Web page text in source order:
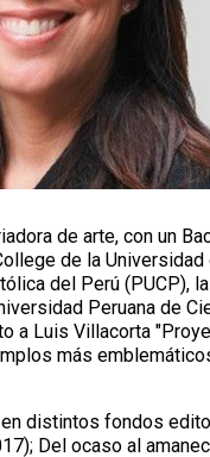
de arte, con un
de la
del Perú (PUCP),
Peruana de
a Luis Villacorta
más
distintos fondos
Del ocaso al